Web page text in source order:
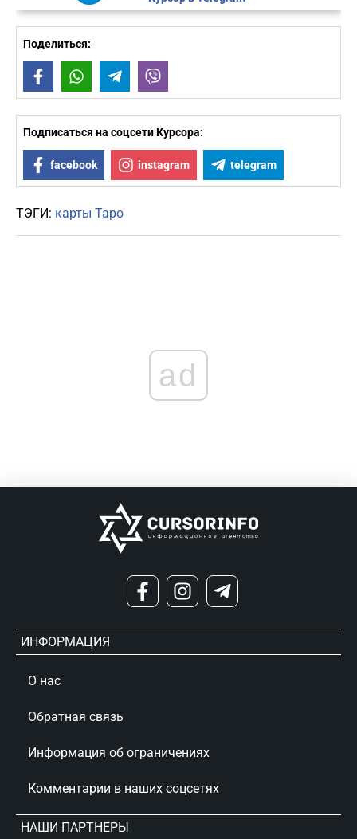
Поделиться:
FacebookWhatsAppTelegram
Подписаться на соцсети Курсора:
facebook instagram telegram
ТЭГИ: карты Таро
ad
ИНФОРМАЦИЯ
О нас
Обратная связь
Информация об ограничениях
Комментарии в наших соцсетях
НАШИ ПАРТНЕРЫ